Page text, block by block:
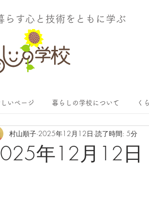
らす​心と技術をともに学ぶ
いページ 暮らしの学校について く
年12月12
村山順子 2025年12月12日 読了時間: 5分